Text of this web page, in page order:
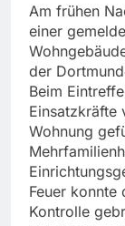
Am frühen
einer
der
Beim
Einsatzkräfte
Wohnung
Feuer konnte
Kontrolle